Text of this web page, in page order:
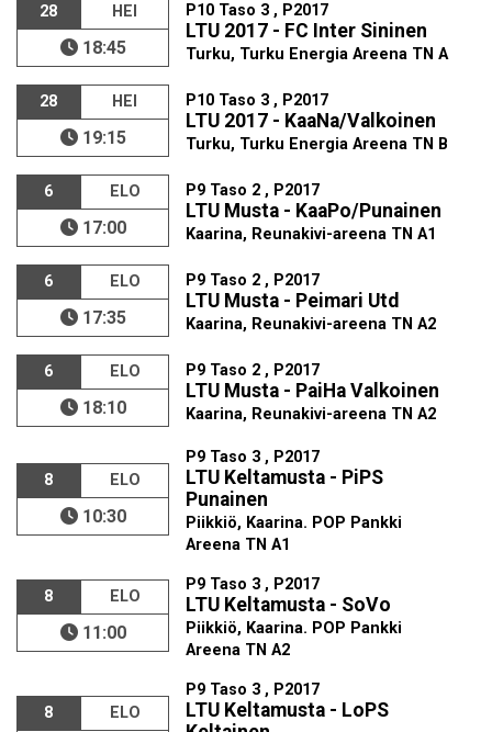
28 HEI
18:45
P10 Taso 3 , P2017
LTU 2017 - FC Inter Sininen
Turku, Turku Energia Areena TN A
28 HEI
19:15
P10 Taso 3 , P2017
LTU 2017 - KaaNa/Valkoinen
Turku, Turku Energia Areena TN B
6 ELO
17:00
P9 Taso 2 , P2017
LTU Musta - KaaPo/Punainen
Kaarina, Reunakivi-areena TN A1
6 ELO
17:35
P9 Taso 2 , P2017
LTU Musta - Peimari Utd
Kaarina, Reunakivi-areena TN A2
6 ELO
18:10
P9 Taso 2 , P2017
LTU Musta - PaiHa Valkoinen
Kaarina, Reunakivi-areena TN A2
8 ELO
10:30
P9 Taso 3 , P2017
LTU Keltamusta - PiPS
Punainen
Piikkiö, Kaarina. POP Pankki
Areena TN A1
8 ELO
11:00
P9 Taso 3 , P2017
LTU Keltamusta - SoVo
Piikkiö, Kaarina. POP Pankki
Areena TN A2
8 ELO
P9 Taso 3 , P2017
LTU Keltamusta - LoPS